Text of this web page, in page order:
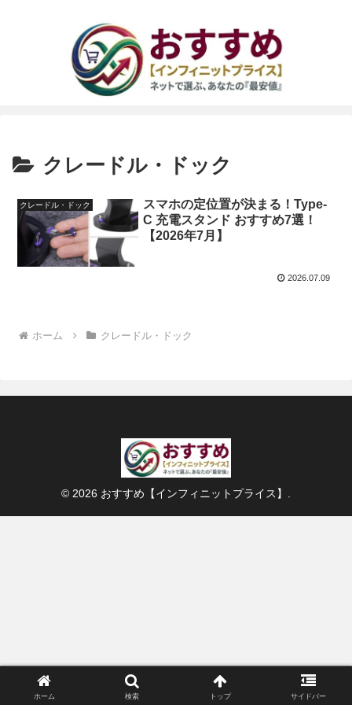
クレードル・ドック
クレードル・ドック
スマホの定位置が決まる！Type-
C 充電スタンド おすすめ7選！
【2026年7月】
2026.07.09
ホーム クレードル・ドック
© 2026 おすすめ【インフィニットプライス】.
ホーム 検索 トップ サイドバー